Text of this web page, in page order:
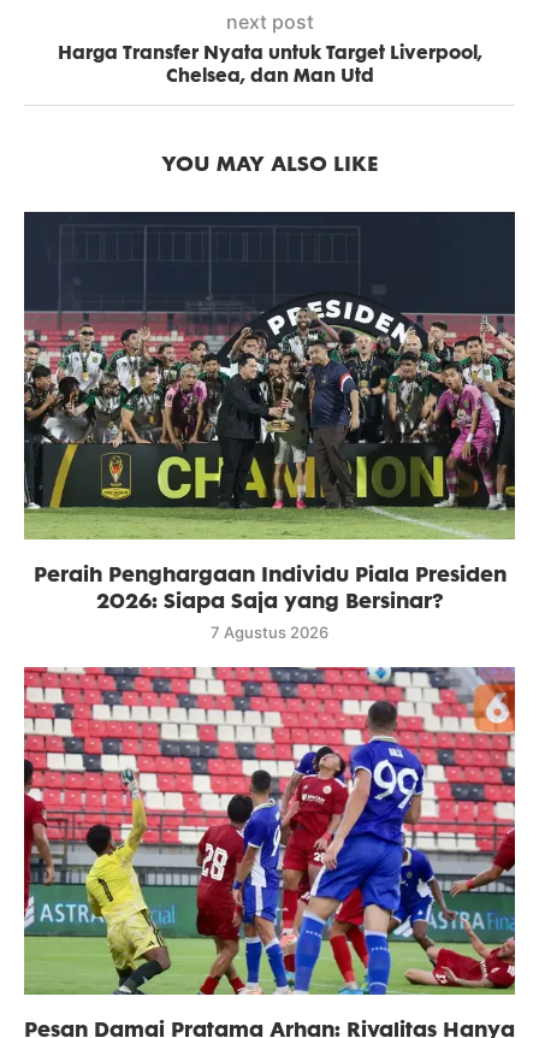
next post
Harga Transfer Nyata untuk Target Liverpool,
Chelsea, dan Man Utd
YOU MAY ALSO LIKE
Peraih Penghargaan Individu Piala Presiden
2026: Siapa Saja yang Bersinar?
7 Agustus 2026
Pesan Damai Pratama Arhan: Rivalitas Hanya